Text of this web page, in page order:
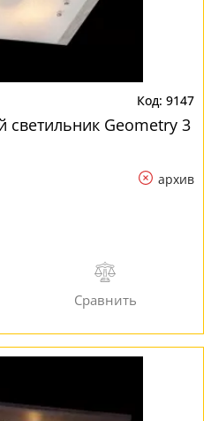
9147
светильник Geometry 3
архив